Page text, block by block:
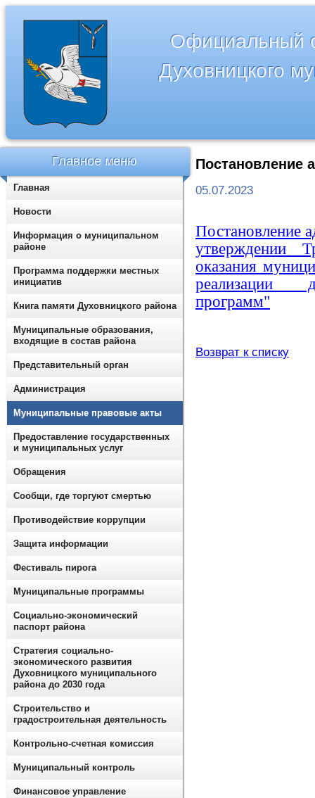
Официальный
Духовницкого
Постановление
05.07.2023
Постановление
утверждении
оказания
реализации
программ"
Возврат к списку
Главное меню
Главная
Новости
Информация о муниципальном
районе
Программа поддержки местных
инициатив
Книга памяти Духовницкого района
Муниципальные образования,
входящие в состав района
Представительный орган
Администрация
Муниципальные правовые акты
Предоставление государственных
и муниципальных услуг
Обращения
Сообщи, где торгуют смертью
Противодействие коррупции
Защита информации
Фестиваль пирога
Муниципальные программы
Социально-экономический
паспорт района
Стратегия социально-
экономического развития
Духовницкого муниципального
района до 2030 года
Строительство и
градостроительная деятельность
Контрольно-счетная комиссия
Муниципальный контроль
Финансовое управление